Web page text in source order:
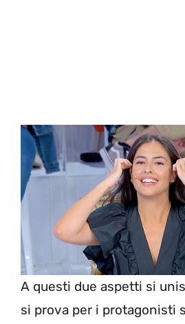
A questi due aspetti si
si prova per i protagonisti